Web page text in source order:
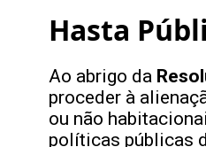
Hasta
Ao abrigo da
proceder à
ou não
políticas públicas